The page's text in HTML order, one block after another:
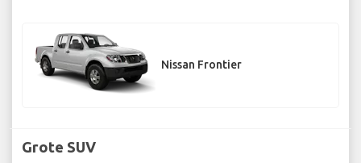
Nissan Frontier
Grote SUV